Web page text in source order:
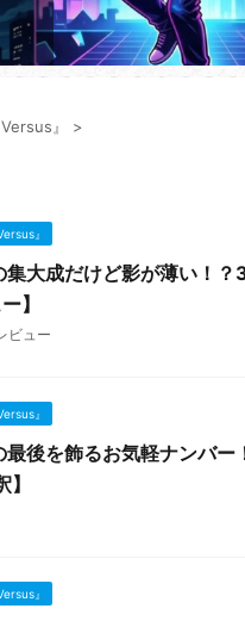
』 >
』
集大成だけど影が薄い！
】
ビュー
』
最後を飾るお気軽ナンバー
』